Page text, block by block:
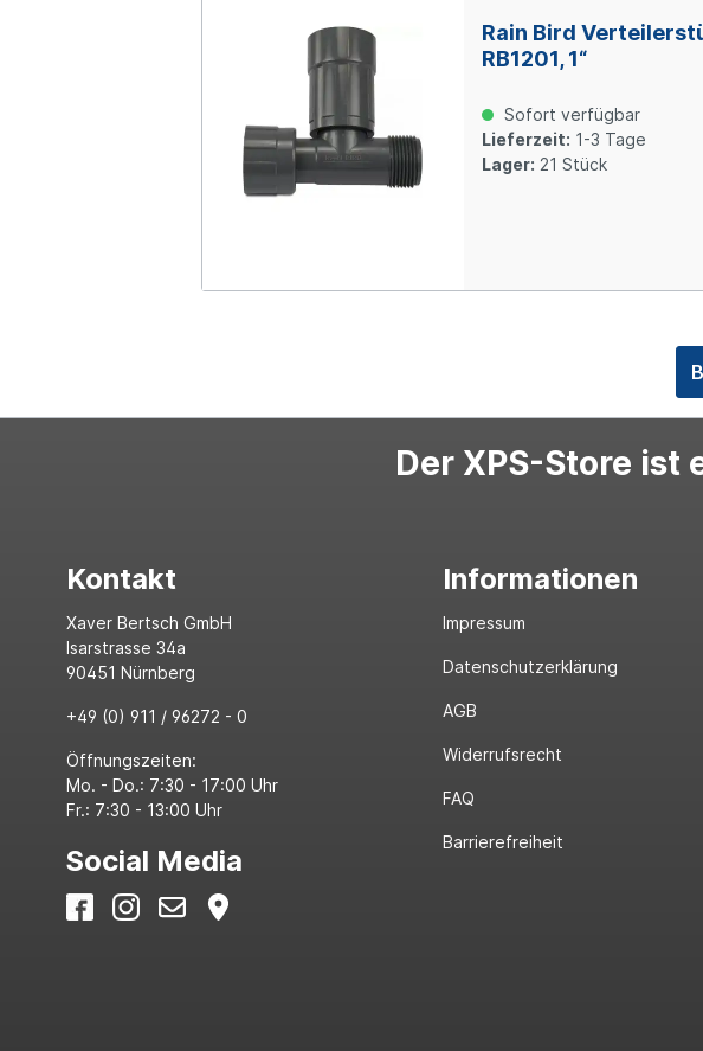
Rain Bird
RB1201, 1“
Sofort verfügbar
Lieferzeit: 1-3 Tage
Lager: 21 Stück
Der XPS-Store ist
Kontakt
Xaver Bertsch GmbH
Isarstrasse 34a
90451 Nürnberg
+49 (0) 911 / 96272 - 0
Öffnungszeiten:
Mo. - Do.: 7:30 - 17:00 Uhr
Fr.: 7:30 - 13:00 Uhr
Social Media
Informationen
Impressum
Datenschutzerklärung
AGB
Widerrufsrecht
FAQ
Barrierefreiheit